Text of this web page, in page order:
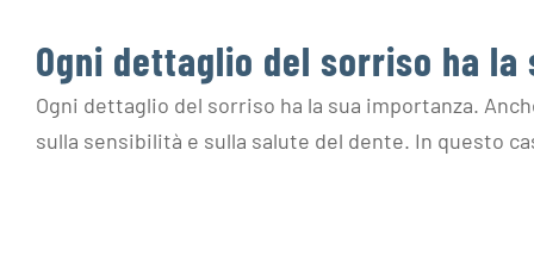
Ogni dettaglio del sorriso ha la
Ogni dettaglio del sorriso ha la sua importanza.
sulla sensibilità e sulla salute del dente. In questo